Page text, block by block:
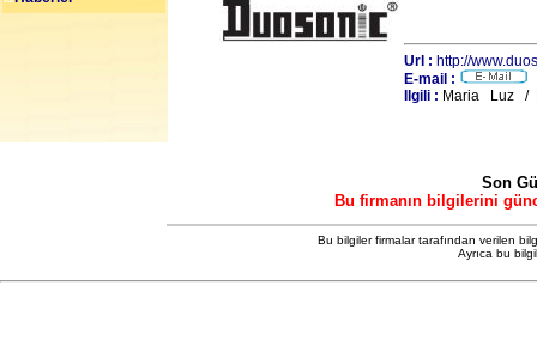
Url : http://
E-mail :
Ilgili : Maria Luz /
Son
Bu firmanın bilgilerini
Bu bilgiler firmalar tarafından verilen
Ayrıca bu